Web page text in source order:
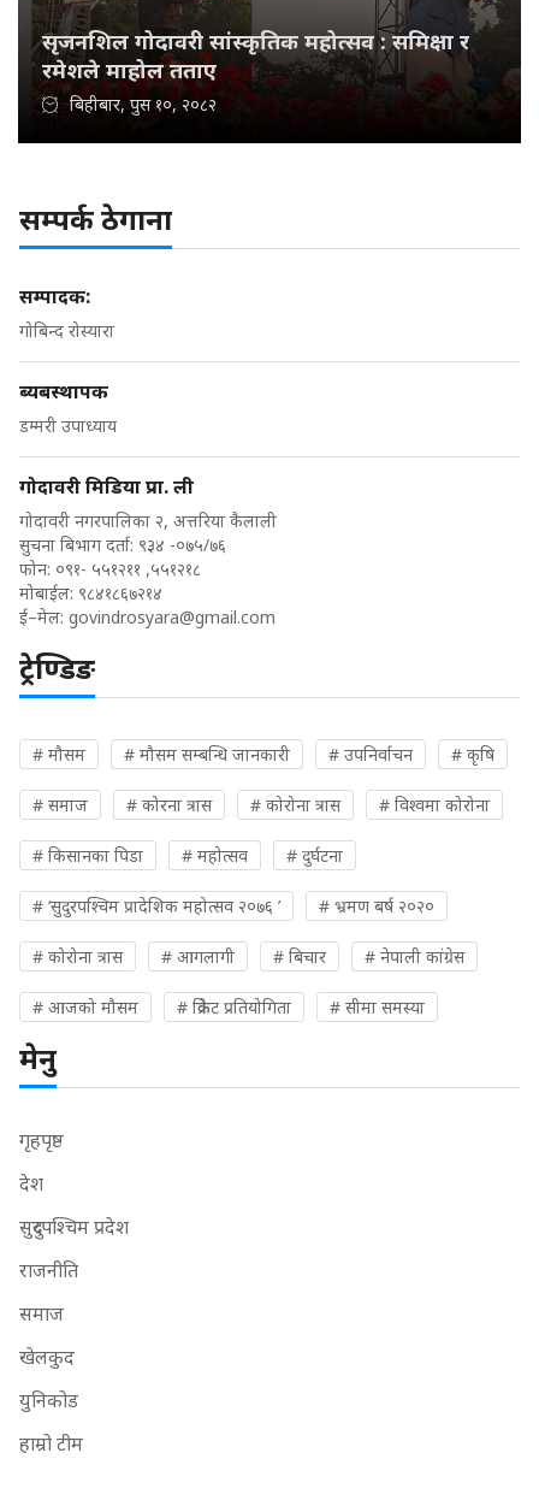
सृजनशिल गोदावरी सांस्कृतिक महोत्सव : समिक्षा र
रमेशले माहोल तताए
बिहीबार, पुस १०, २०८२
सम्पर्क ठेगाना
सम्पादक:
गोबिन्द रोस्यारा
ब्यबस्थापक
डम्मरी उपाध्याय
गोदावरी मिडिया प्रा. ली
गोदावरी नगरपालिका २, अत्तरिया कैलाली
सुचना बिभाग दर्ता: ९३४ -०७५/७६
फोन: ०९१- ५५१२११ ,५५१२१८
मोबाईल: ९८४१८६७२१४
ई–मेल: govindrosyara@gmail.com
ट्रेण्डिङ
# मौसम # मौसम सम्बन्धि जानकारी # उपनिर्वाचन # कृषि
# समाज # कोरना त्रास # कोरोना त्रास # विश्वमा कोरोना
# किसानका पिडा # महोत्सव # दुर्घटना
# ‘सुदुरपश्चिम प्रादेशिक महोत्सव २०७६ ’ # भ्रमण बर्ष २०२०
# कोरोना त्रास # आगलागी # बिचार # नेपाली कांग्रेस
# आजको मौसम # क्रिकेट प्रतियोगिता # सीमा समस्या
मेनु
गृहपृष्ठ
देश
सुदुरपश्चिम प्रदेश
राजनीति
समाज
खेलकुद
युनिकोड
हाम्रो टीम